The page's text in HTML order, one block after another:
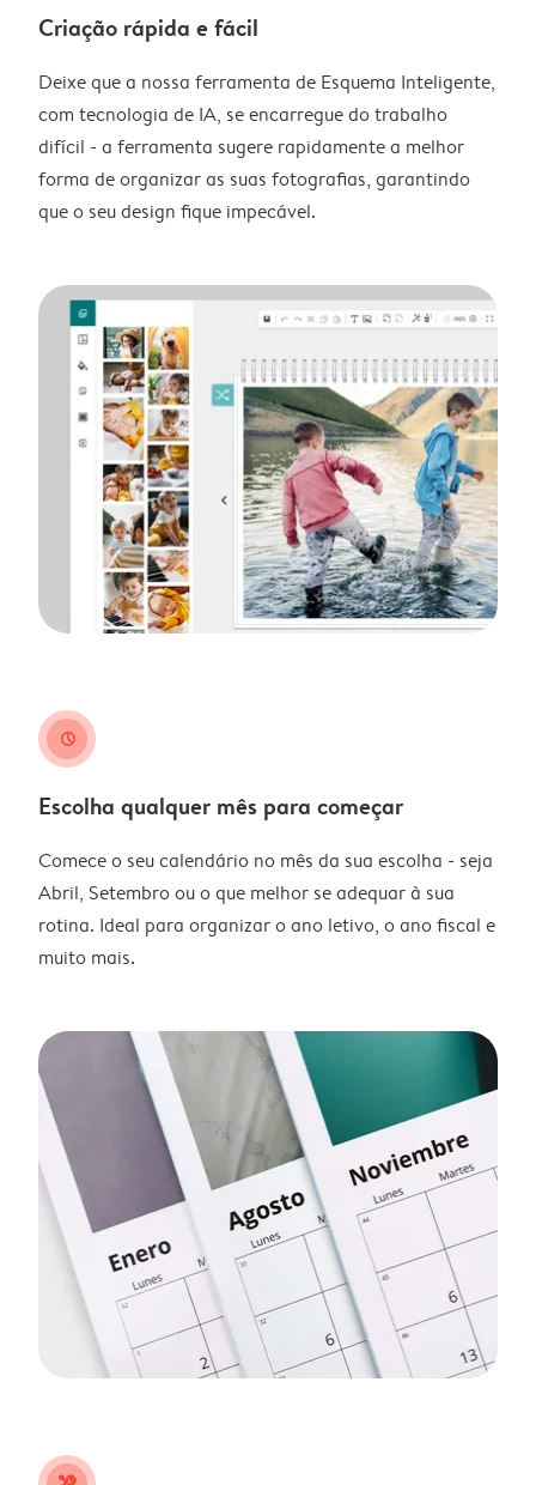
Criação rápida e fácil
Deixe que a nossa ferramenta de Esquema Inteligente,
com tecnologia de IA, se encarregue do trabalho
difícil - a ferramenta sugere rapidamente a melhor
forma de organizar as suas fotografias, garantindo
que o seu design fique impecável.
clock
Escolha qualquer mês para começar
Comece o seu calendário no mês da sua escolha - seja
Abril, Setembro ou o que melhor se adequar à sua
rotina. Ideal para organizar o ano letivo, o ano fiscal e
muito mais.